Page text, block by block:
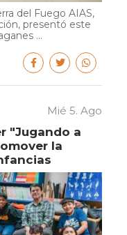
del Fuego AIAS,
presentó este
...
Mié 5. Ago
"Jugando a
la